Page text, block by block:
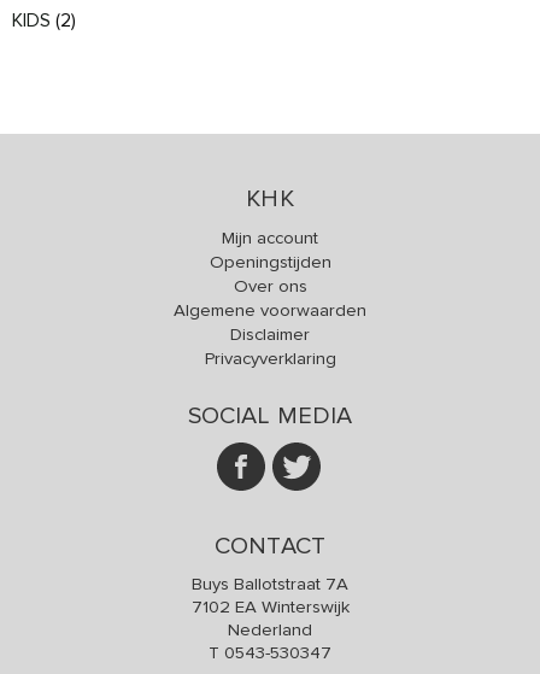
KIDS (2)
KHK
Mijn account
Openingstijden
Over ons
Algemene voorwaarden
Disclaimer
Privacyverklaring
SOCIAL MEDIA
CONTACT
Buys Ballotstraat 7A
7102 EA Winterswijk
Nederland
T 0543-530347